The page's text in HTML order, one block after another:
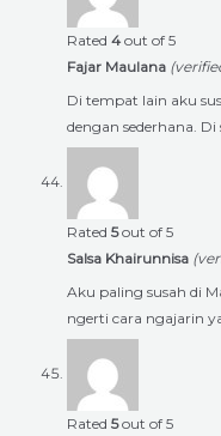
Rated 4 out of 5
Fajar Maulana
Di tempat lain aku
dengan sederhana. Di
Rated 5out of 5
Salsa Khairunnisa
Aku paling susah di
ngerti cara ngajarin
Rated 5out of 5